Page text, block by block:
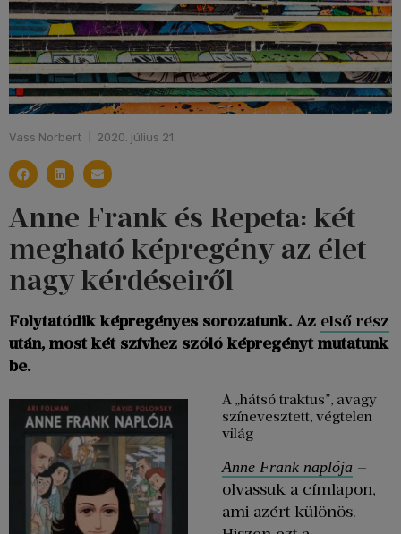
Vass Norbert 2020. július 21.
Anne Frank és Repeta: két
megható képregény az élet
nagy kérdéseiről
Folytatódik képregényes sorozatunk. Az első rész
után, most két szívhez szóló képregényt mutatunk
be.
A „hátsó traktus”, avagy
színevesztett, végtelen
világ
Anne Frank naplója –
olvassuk a címlapon,
ami azért különös.